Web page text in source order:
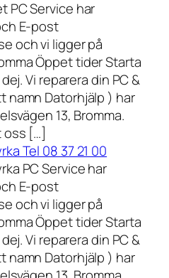
PC Service har
E-post
och vi ligger på
Öppet tider Starta
Vi reparera din PC &
namn Datorhjälp ) har
13, Bromma.
oss […]
Tel 08 37 21 00
PC Service har
E-post
och vi ligger på
Öppet tider Starta
Vi reparera din PC &
namn Datorhjälp ) har